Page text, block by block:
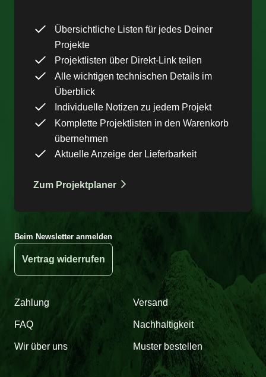
Übersichtliche Listen für jedes Deiner
Projekte
Projektlisten über Direkt-Link teilen
Alle wichtigen technischen Details im
Überblick
Individuelle Notizen zu jedem Projekt
Komplette Projektlisten in den Warenkorb
übernehmen
Aktuelle Anzeige der Lieferbarkeit
Zum Projektplaner
Beim Newsletter anmelden
Vertrag widerrufen
Zahlung Versand
FAQ Nachhaltigkeit
Wir über uns Muster bestellen